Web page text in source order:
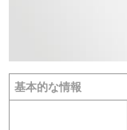
基本的な情報